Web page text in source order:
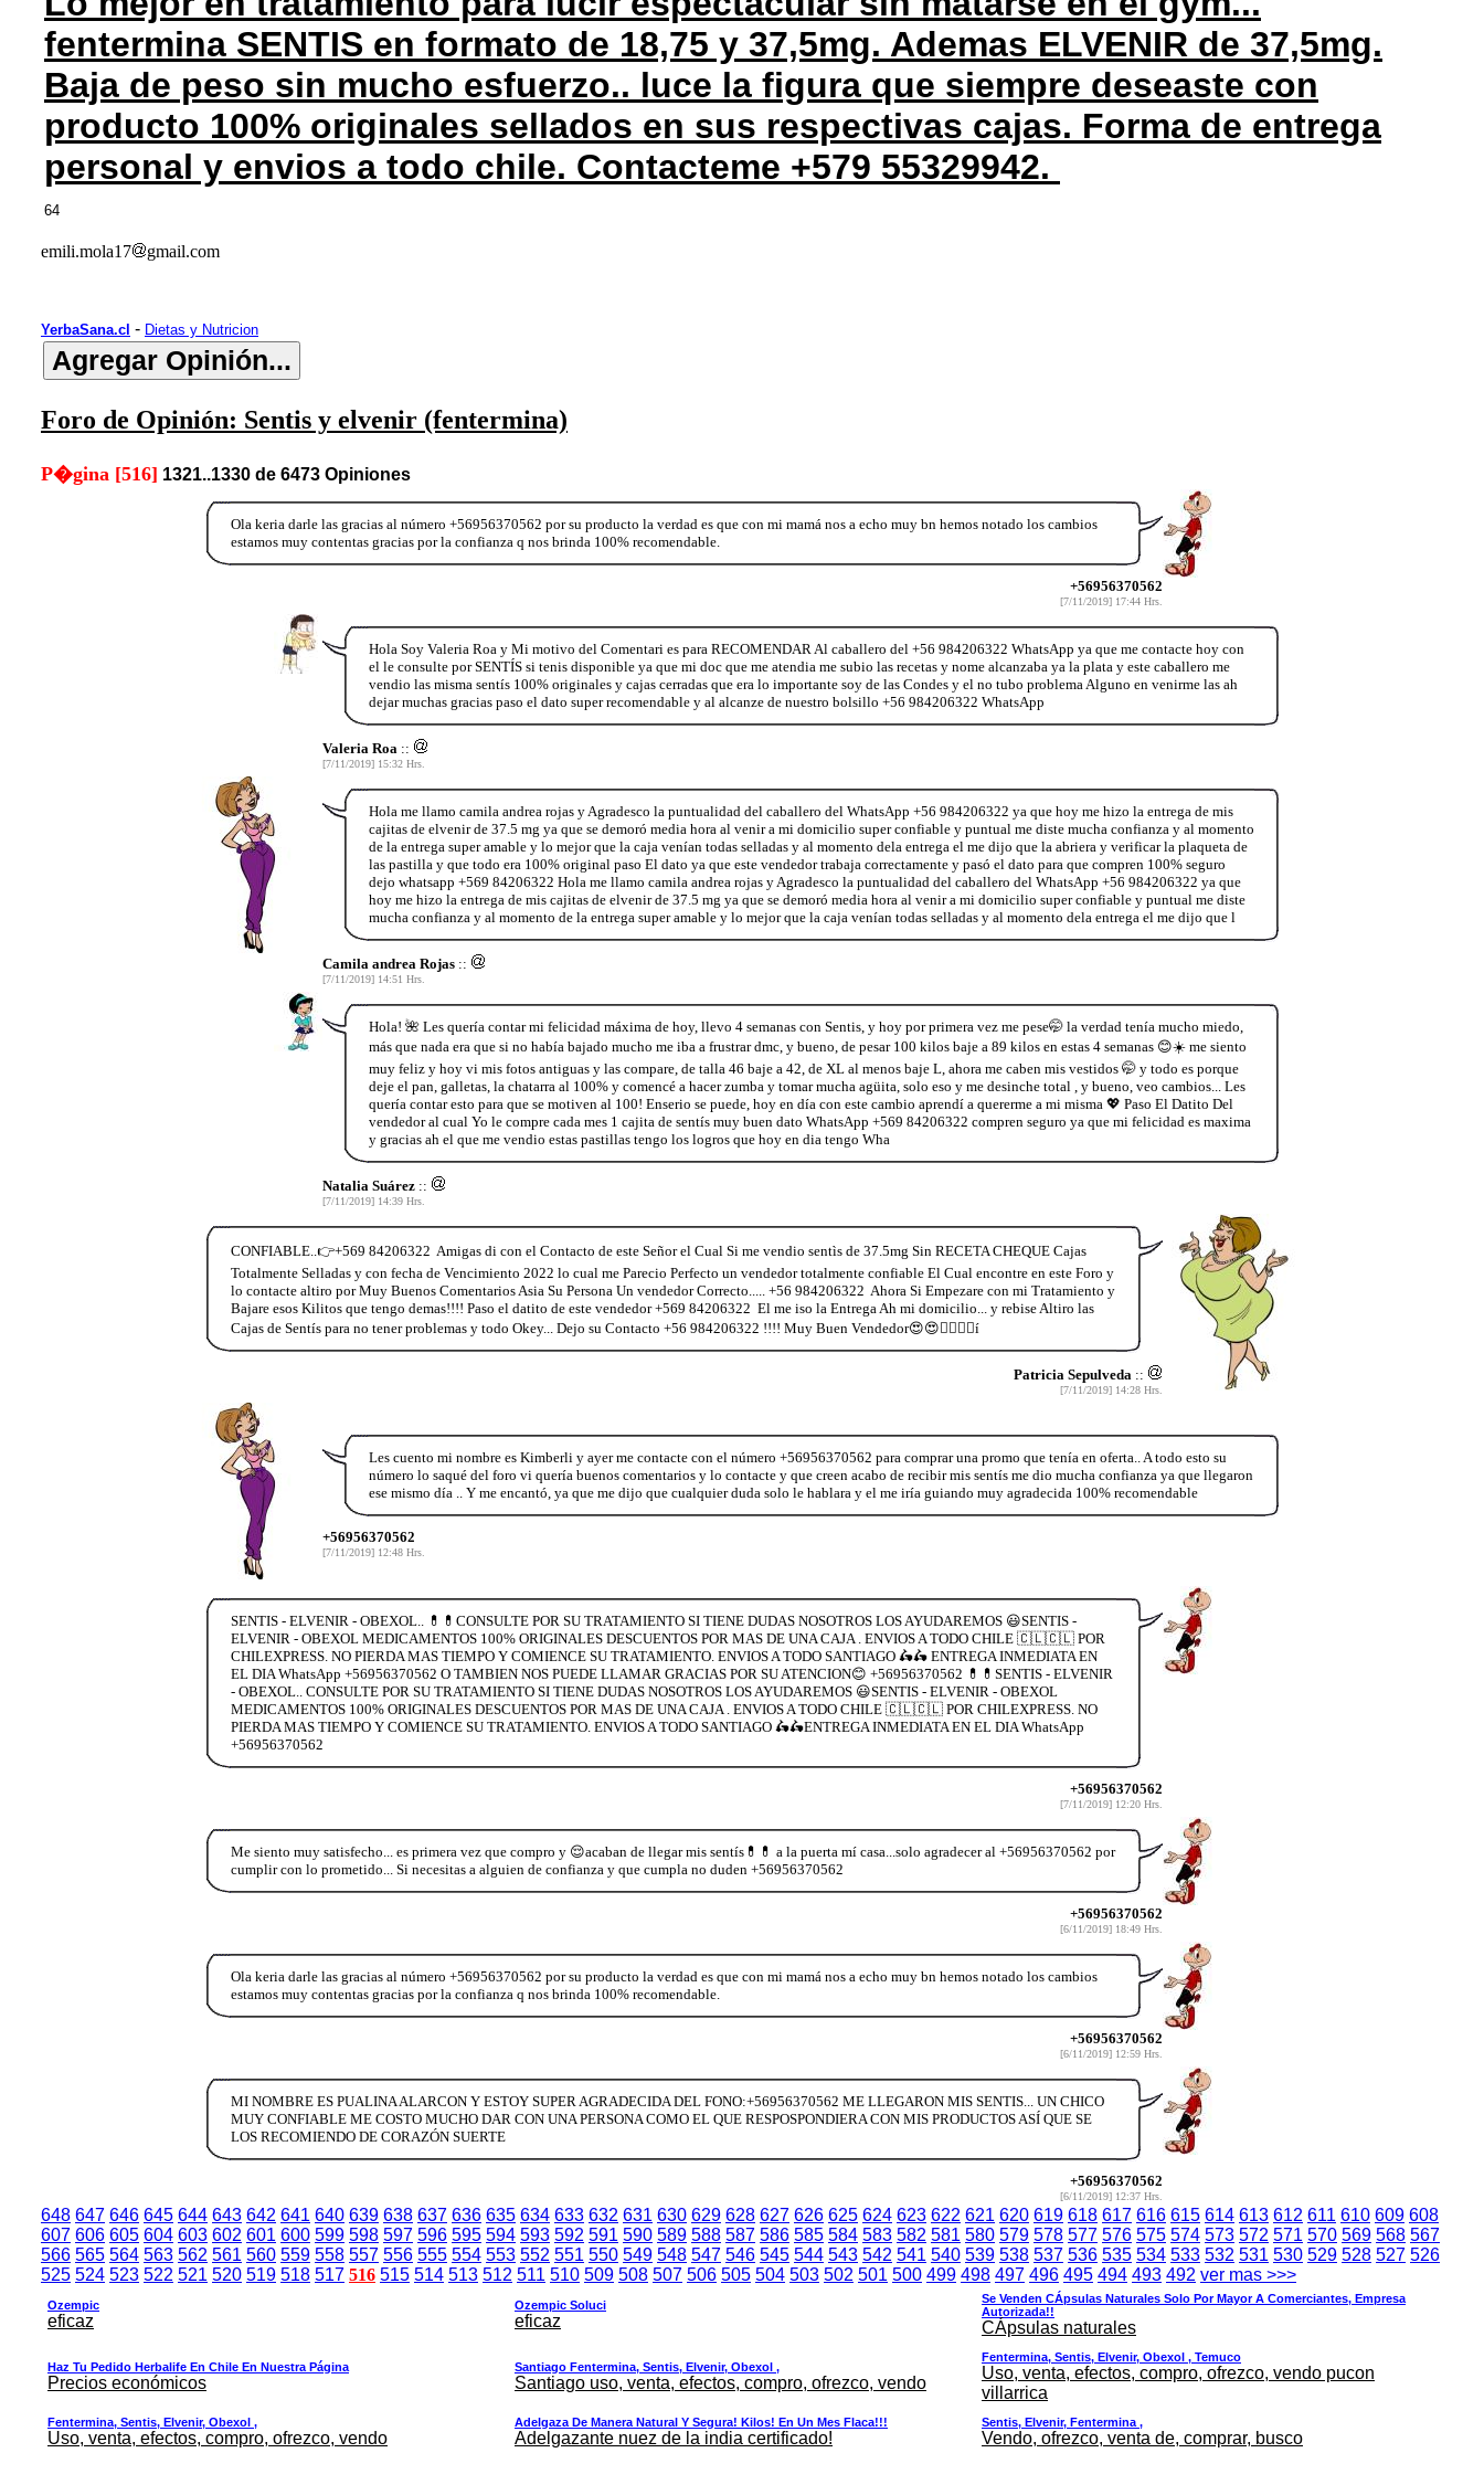
fentermina SENTIS en formato de 18,75 y 37,5mg. Ademas ELVENIR de 37,5mg.
Baja de peso sin mucho esfuerzo.. luce la figura que siempre deseaste con
producto 100% originales sellados en sus respectivas cajas. Forma de entrega
personal y envios a todo chile. Contacteme +579 55329942.
64
emili.mola17 gmail.com
YerbaSana.cl - Dietas y Nutricion
Foro de Opinión: Sentis y elvenir (fentermina)
P�gina [516] 1321..1330 de 6473 Opiniones
Ola keria darle las gracias al número +56956370562 por su producto la verdad es que con mi mamá nos a echo muy bn hemos notado los cambios
estamos muy contentas gracias por la confianza q nos brinda 100% recomendable.
+56956370562
[7/11/2019] 17:44 Hrs.
Hola Soy Valeria Roa y Mi motivo del Comentari es para RECOMENDAR Al caballero del +56 984206322 WhatsApp ya que me contacte hoy con
el le consulte por SENTÍS si tenis disponible ya que mi doc que me atendia me subio las recetas y nome alcanzaba ya la plata y este caballero me
vendio las misma sentís 100% originales y cajas cerradas que era lo importante soy de las Condes y el no tubo problema Alguno en venirme las ah
dejar muchas gracias paso el dato super recomendable y al alcanze de nuestro bolsillo +56 984206322 WhatsApp
Valeria Roa ::
[7/11/2019] 15:32 Hrs.
Hola me llamo camila andrea rojas y Agradesco la puntualidad del caballero del WhatsApp +56 984206322 ya que hoy me hizo la entrega de mis
cajitas de elvenir de 37.5 mg ya que se demoró media hora al venir a mi domicilio super confiable y puntual me diste mucha confianza y al momento
de la entrega super amable y lo mejor que la caja venían todas selladas y al momento dela entrega el me dijo que la abriera y verificar la plaqueta de
las pastilla y que todo era 100% original paso El dato ya que este vendedor trabaja correctamente y pasó el dato para que compren 100% seguro
dejo whatsapp +569 84206322 Hola me llamo camila andrea rojas y Agradesco la puntualidad del caballero del WhatsApp +56 984206322 ya que
hoy me hizo la entrega de mis cajitas de elvenir de 37.5 mg ya que se demoró media hora al venir a mi domicilio super confiable y puntual me diste
mucha confianza y al momento de la entrega super amable y lo mejor que la caja venían todas selladas y al momento dela entrega el me dijo que l
Camila andrea Rojas::
[7/11/2019] 14:51 Hrs.
Hola! 🌺 Les quería contar mi felicidad máxima de hoy, llevo 4 semanas con Sentis, y hoy por primera vez me pese🤭 la verdad tenía mucho miedo,
más que nada era que si no había bajado mucho me iba a frustrar dmc, y bueno, de pesar 100 kilos baje a 89 kilos en estas 4 semanas 😊☀️ me siento
muy feliz y hoy vi mis fotos antiguas y las compare, de talla 46 baje a 42, de XL al menos baje L, ahora me caben mis vestidos 🤭 y todo es porque
deje el pan, galletas, la chatarra al 100% y comencé a hacer zumba y tomar mucha agüita, solo eso y me desinche total , y bueno, veo cambios... Les
quería contar esto para que se motiven al 100! Enserio se puede, hoy en día con este cambio aprendí a quererme a mi misma 💖 Paso El Datito Del
vendedor al cual Yo le compre cada mes 1 cajita de sentís muy buen dato WhatsApp +569 84206322 compren seguro ya que mi felicidad es maxima
y gracias ah el que me vendio estas pastillas tengo los logros que hoy en dia tengo Wha
Natalia Suárez::
[7/11/2019] 14:39 Hrs.
CONFIABLE..👉+569 84206322 Amigas di con el Contacto de este Señor el Cual Si me vendio sentìs de 37.5mg Sin RECETA CHEQUE Cajas
Totalmente Selladas y con fecha de Vencimiento 2022 lo cual me Parecio Perfecto un vendedor totalmente confiable El Cual encontre en este Foro y
lo contacte altiro por Muy Buenos Comentarios Asia Su Persona Un vendedor Correcto..... +56 984206322 Ahora Si Empezare con mi Tratamiento y
Bajare esos Kilitos que tengo demas!!!! Paso el datito de este vendedor +569 84206322 El me iso la Entrega Ah mi domicilio... y rebise Altiro las
Cajas de Sentís para no tener problemas y todo Okey... Dejo su Contacto +56 984206322 !!!! Muy Buen Vendedor😍😍💁‍♀️💁‍♀️í
Patricia Sepulveda ::
[7/11/2019] 14:28 Hrs.
Les cuento mi nombre es Kimberli y ayer me contacte con el número +56956370562 para comprar una promo que tenía en oferta.. A todo esto su
número lo saqué del foro vi quería buenos comentarios y lo contacte y que creen acabo de recibir mis sentís me dio mucha confianza ya que llegaron
ese mismo día .. Y me encantó, ya que me dijo que cualquier duda solo le hablara y el me iría guiando muy agradecida 100% recomendable
+56956370562
[7/11/2019] 12:48 Hrs.
SENTIS - ELVENIR - OBEXOL.. 💊💊CONSULTE POR SU TRATAMIENTO SI TIENE DUDAS NOSOTROS LOS AYUDAREMOS 😃SENTIS -
ELVENIR - OBEXOL MEDICAMENTOS 100% ORIGINALES DESCUENTOS POR MAS DE UNA CAJA . ENVIOS A TODO CHILE 🇨🇱🇨🇱 POR
CHILEXPRESS. NO PIERDA MAS TIEMPO Y COMIENCE SU TRATAMIENTO. ENVIOS A TODO SANTIAGO 🛵🛵 ENTREGA INMEDIATA EN
EL DIA WhatsApp +56956370562 O TAMBIEN NOS PUEDE LLAMAR GRACIAS POR SU ATENCION😊 +56956370562 💊💊SENTIS - ELVENIR
- OBEXOL.. CONSULTE POR SU TRATAMIENTO SI TIENE DUDAS NOSOTROS LOS AYUDAREMOS 😃SENTIS - ELVENIR - OBEXOL
MEDICAMENTOS 100% ORIGINALES DESCUENTOS POR MAS DE UNA CAJA . ENVIOS A TODO CHILE 🇨🇱🇨🇱 POR CHILEXPRESS. NO
PIERDA MAS TIEMPO Y COMIENCE SU TRATAMIENTO. ENVIOS A TODO SANTIAGO 🛵🛵ENTREGA INMEDIATA EN EL DIA WhatsApp
+56956370562
+56956370562
[7/11/2019] 12:20 Hrs.
Me siento muy satisfecho... es primera vez que compro y 😌acaban de llegar mis sentís💊💊 a la puerta mí casa...solo agradecer al +56956370562 por
cumplir con lo prometido... Si necesitas a alguien de confianza y que cumpla no duden +56956370562
+56956370562
[6/11/2019] 18:49 Hrs.
Ola keria darle las gracias al número +56956370562 por su producto la verdad es que con mi mamá nos a echo muy bn hemos notado los cambios
estamos muy contentas gracias por la confianza q nos brinda 100% recomendable.
+56956370562
[6/11/2019] 12:59 Hrs.
MI NOMBRE ES PUALINA ALARCON Y ESTOY SUPER AGRADECIDA DEL FONO:+56956370562 ME LLEGARON MIS SENTIS... UN CHICO
MUY CONFIABLE ME COSTO MUCHO DAR CON UNA PERSONA COMO EL QUE RESPOSPONDIERA CON MIS PRODUCTOS ASÍ QUE SE
LOS RECOMIENDO DE CORAZÓN SUERTE
+56956370562
[6/11/2019] 12:37 Hrs.
648 647 646 645 644 643 642 641 640 639 638 637 636 635 634 633 632 631 630 629 628 627 626 625 624 623 622 621 620 619 618 617 616 615 614 613 612 611 610 609 608
607 606 605 604 603 602 601 600 599 598 597 596 595 594 593 592 591 590 589 588 587 586 585 584 583 582 581 580 579 578 577 576 575 574 573 572 571 570 569 568 567
566 565 564 563 562 561 560 559 558 557 556 555 554 553 552 551 550 549 548 547 546 545 544 543 542 541 540 539 538 537 536 535 534 533 532 531 530 529 528 527 526
525 524 523 522 521 520 519 518 517 516 515 514 513 512 511 510 509 508 507 506 505 504 503 502 501 500 499 498 497 496 495 494 493 492 ver mas >>>
Ozempic
eficaz
Ozempic Soluci
eficaz
Se Venden CÁpsulas Naturales Solo Por Mayor A Comerciantes, Empresa
Autorizada!!
CÁpsulas naturales
Haz Tu Pedido Herbalife En Chile En Nuestra Página
Precios económicos
Santiago Fentermina, Sentis, Elvenir, Obexol ,
Santiago uso, venta, efectos, compro, ofrezco, vendo
Fentermina, Sentis, Elvenir, Obexol , Temuco
Uso, venta, efectos, compro, ofrezco, vendo pucon
villarrica
Fentermina, Sentis, Elvenir, Obexol ,
Uso, venta, efectos, compro, ofrezco, vendo
Adelgaza De Manera Natural Y Segura! Kilos! En Un Mes Flaca!!!
Adelgazante nuez de la india certificado!
Sentis, Elvenir, Fentermina ,
Vendo, ofrezco, venta de, comprar, busco